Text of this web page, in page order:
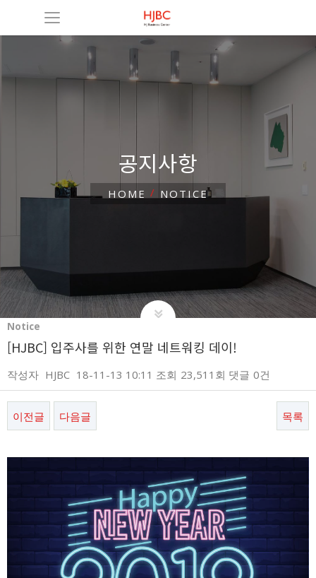
공지사항
HOME NOTICE
Notice
[HJBC] 입주사를 위한 연말 네트워킹 데이!
작성자 HJBC 18-11-13 10:11 조회 23,511회 댓글 0건
이전글 다음글 목록
본문